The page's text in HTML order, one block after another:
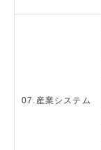
07.産業システム